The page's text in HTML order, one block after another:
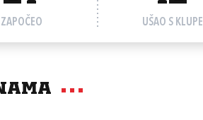
ZAPOČEO UŠAO S KLUPE